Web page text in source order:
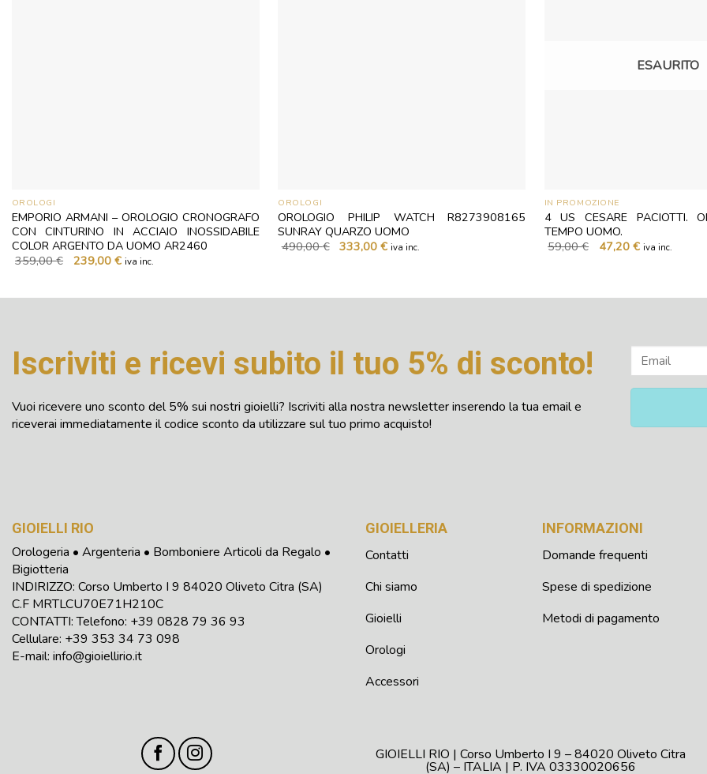
OROLOGI
EMPORIO ARMANI – OROLOGIO CRONOGRAFO
CON CINTURINO IN ACCIAIO INOSSIDABILE
COLOR ARGENTO DA UOMO AR2460
359,00€ Il
prezzo
239,00 €Iliva inc.
OROLOGI
OROLOGIO PHILIP WATCH R8273908165
SUNRAY QUARZO UOMO
490,00€ Il
prezzo
333,00€Iliva inc.
ESAURITO
IN PROMOZIONE
4 US CESARE PACIOTTI.
TEMPO UOMO.
59,00€ Il
prezzo
47,20 €Iliva inc.
Iscriviti e ricevi subito il tuo 5% di sconto!
Vuoi ricevere uno sconto del 5% sui nostri gioielli? Iscriviti alla nostra newsletter inserendo la tua email e
riceverai immediatamente il codice sconto da utilizzare sul tuo primo acquisto!
GIOIELLI RIO
Orologeria • Argenteria • Bomboniere Articoli da Regalo •
Bigiotteria
INDIRIZZO: Corso Umberto I 9 84020 Oliveto Citra (SA)
C.F MRTLCU70E71H210C
CONTATTI: Telefono: +39 0828 79 36 93
Cellulare: +39 353 34 73 098
E-mail: info@gioiellirio.it
GIOIELLERIA
Contatti
Chi siamo
Gioielli
Orologi
Accessori
INFORMAZIONI
Domande frequenti
Spese di spedizione
Metodi di pagamento
GIOIELLI RIO | Corso Umberto I 9 – 84020 Oliveto Citra
(SA) – ITALIA | P. IVA 03330020656